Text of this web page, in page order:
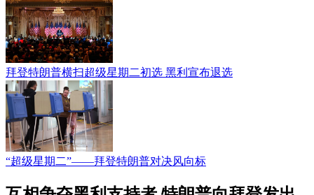
拜登特朗普横扫超级星期二初选 黑利宣布退选
“超级星期二”——拜登特朗普对决风向标